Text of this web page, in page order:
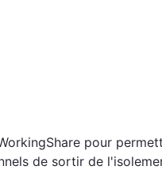
pour
de sortir de